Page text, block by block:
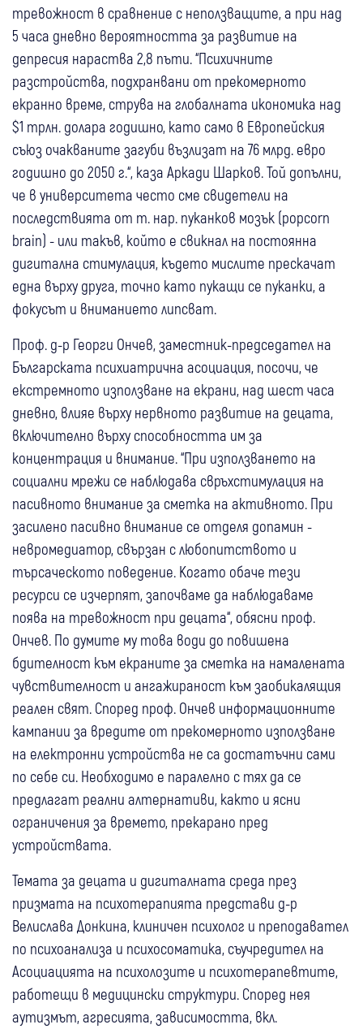
тревожност в сравнение с неползващите, а при над
5 часа дневно вероятността за развитие на
депресия нараства 2,8 пъти. “Психичните
разстройства, подхранвани от прекомерното
екранно време, струва на глобалната икономика над
$1 трлн. долара годишно, като само в Европейския
съюз очакваните загуби възлизат на 76 млрд. евро
годишно до 2050 г.“, каза Аркади Шарков. Той допълни,
че в университета често сме свидетели на
последствията от т. нар. пуканков мозък (popcorn
brain) - или такъв, който е свикнал на постоянна
дигитална стимулация, където мислите прескачат
една върху друга, точно като пукащи се пуканки, а
фокусът и вниманието липсват.
Проф. д-р Георги Ончев, заместник-председател на
Българската психиатрична асоциация, посочи, че
екстремното използване на екрани, над шест часа
дневно, влияе върху нервното развитие на децата,
включително върху способността им за
концентрация и внимание. “При използването на
социални мрежи се наблюдава свръхстимулация на
пасивното внимание за сметка на активното. При
засилено пасивно внимание се отделя допамин -
невромедиатор, свързан с любопитството и
търсаческото поведение. Когато обаче тези
ресурси се изчерпят, започваме да наблюдаваме
поява на тревожност при децата“, обясни проф.
Ончев. По думите му това води до повишена
бдителност към екраните за сметка на намалената
чувствителност и ангажираност към заобикалящия
реален свят. Според проф. Ончев информационните
кампании за вредите от прекомерното използване
на електронни устройства не са достатъчни сами
по себе си. Необходимо е паралелно с тях да се
предлагат реални алтернативи, както и ясни
ограничения за времето, прекарано пред
устройствата.
Темата за децата и дигиталната среда през
призмата на психотерапията представи д-р
Велислава Донкина, клиничен психолог и преподавател
по психоанализа и психосоматика, съучредител на
Асоциацията на психолозите и психотерапевтите,
работещи в медицински структури. Според нея
аутизмът, агресията, зависимостта, вкл.